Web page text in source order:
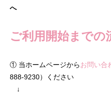
へ
ご利用開始までの
① 当ホームページからお問い合
888-9230）ください
↓